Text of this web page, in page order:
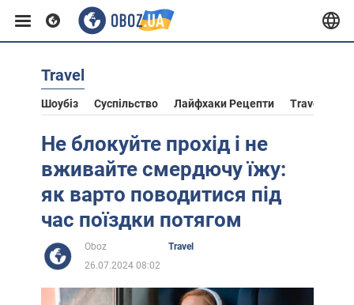
Європа
США
Африка
Життя
Travel
Шоубіз Суспільство Лайфхаки Рецепти Travel
Не блокуйте прохід і не
вживайте смердючу їжу:
як варто поводитися під
час поїздки потягом
Oboz
Travel
26.07.2024 08:02